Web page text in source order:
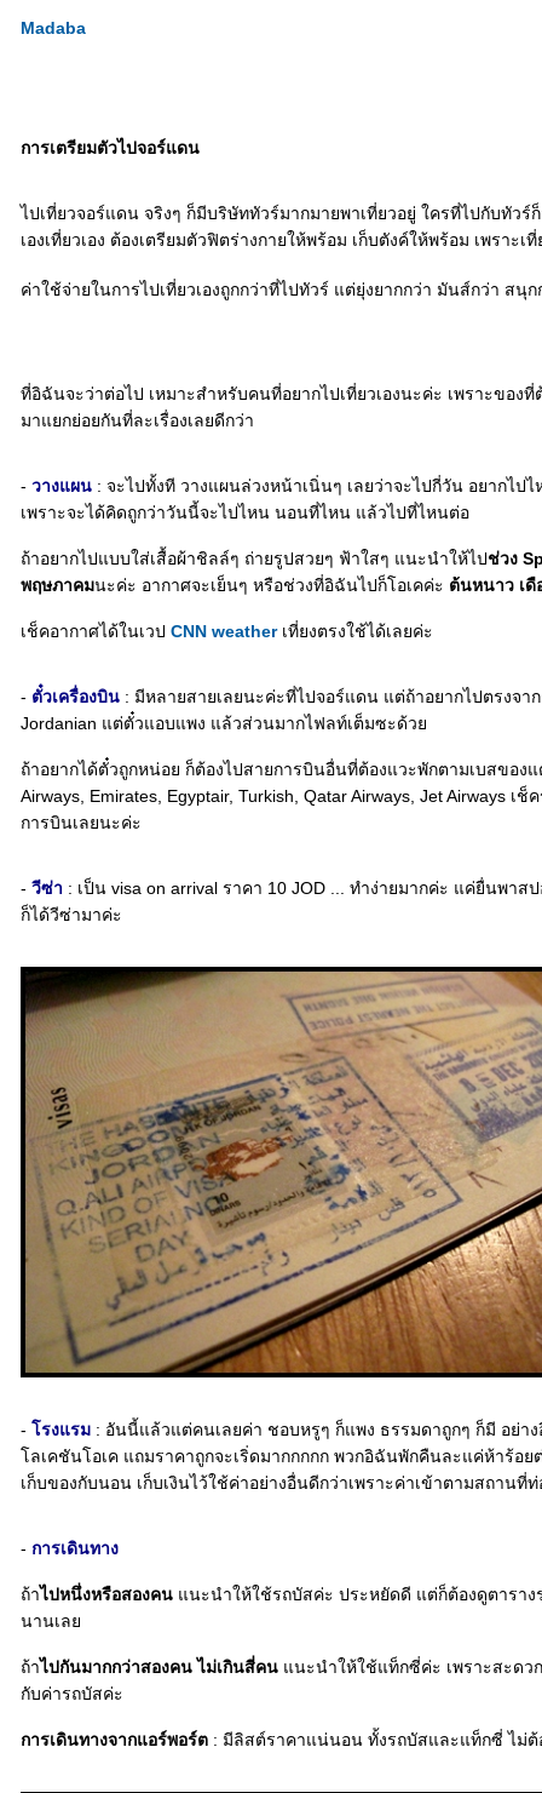
Madaba
การเตรียมตัวไปจอร์แดน
ไปเที่ยวจอร์แดน จริงๆ ก็มีบริษัททัวร์มากมายพาเที่ยวอยู่ ใครที่ไปกับทัวร์
เองเที่ยวเอง ต้องเตรียมตัวฟิตร่างกายให้พร้อม เก็บตังค์ให้พร้อม เพราะ
ค่าใช้จ่ายในการไปเที่ยวเองถูกกว่าที่ไปทัวร์ แต่ยุ่งยากกว่า มันส์กว่า สนุ
ที่อิฉันจะว่าต่อไป เหมาะสำหรับคนที่อยากไปเที่ยวเองนะค่ะ เพราะของที่
มาแยกย่อยกันที่ละเรื่องเลยดีกว่า
- วางแผน : จะไปทั้งที วางแผนล่วงหน้าเนิ่นๆ เลยว่าจะไปกี่วัน อยากไป
เพราะจะได้คิดถูกว่าวันนี้จะไปไหน นอนที่ไหน แล้วไปที่ไหนต่อ
ถ้าอยากไปแบบใส่เสื้อผ้าชิลล์ๆ ถ่ายรูปสวยๆ ฟ้าใสๆ แนะนำให้ไปช่วง
พฤษภาคมนะค่ะ อากาศจะเย็นๆ หรือช่วงที่อิฉันไปก็โอเคค่ะ ต้นหนาว เ
เช็คอากาศได้ในเวป CNN weather เที่ยงตรงใช้ได้เลยค่ะ
- ตั๋วเครื่องบิน : มีหลายสายเลยนะค่ะที่ไปจอร์แดน แต่ถ้าอยากไปตรงจาก
Jordanian แต่ตั๋วแอบแพง แล้วส่วนมากไฟลท์เต็มซะด้ว
ถ้าอยากได้ตั๋วถูกหน่อย ก็ต้องไปสายการบินอื่นที่ต้องแวะพักตามเบสของ
Airways, Emirates, Egyptair, Turkish, Qatar Airways, Jet Airways
การบินเลยนะค่ะ
- วีซ่า : เป็น visa on arrival ราคา 10 JOD ... ทำง่ายมากค่ะ แค่ยื่นพา
ก็ได้วีซ่ามาค่ะ
- รงแรม : อันนี้แล้วแต่คนเลยค่า ชอบหรูๆ ก็แพง ธรรมดาถูกๆ ก็มี อย่
ลเคชันโอเค แถมราคาถูกจะเริ่ดมากกกกก พวกอิฉันพักคืนละแค่ห้าร้อย
เก็บของกับนอน เก็บเงินไว้ใช้ค่าอย่างอื่นดีกว่าเพราะค่าเข้าตามสถานที่
- การเดินทาง
ถ้าไปหนึ่งหรือสองคน นะนำให้ใช้รถบัสค่ะ ประหยัดดี แต่ก็ต้องดูตาราง
นานเล
ถ้าไปกันมากกว่าสองคน ไม่เกินสี่คน นะนำให้ใช้แท็กซี่ค่ะ เพราะสะดว
กับค่ารถบัสค่ะ
การเดินทางจากแอร์พอร์ต : มีลิสต์ราคาแน่นอน ทั้งรถบัสและแท็กซี่ ไม่ต้